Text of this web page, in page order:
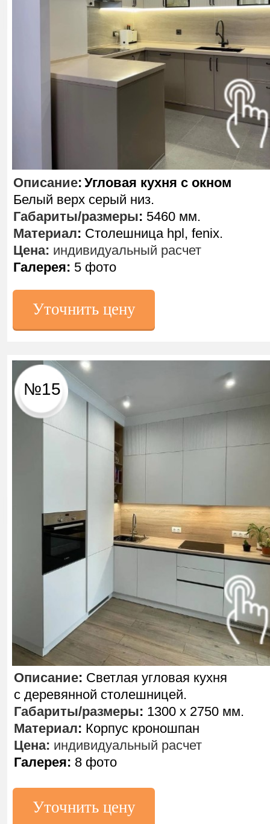
Уточнить цену
Угловая кухня с окном
Описание: Светлая угловая кухня
с деревянной столешницей.
Габариты/размеры: 1300 х 2750 мм.
Материал: Корпус кроношпан
Цена: индивидуальный расчет
Галерея: 8 фото
Описание:
Белый верх серый низ.
Габариты/размеры: 5460 мм.
Материал: Столешница hpl, fenix.
Цена: индивидуальный расчет
Галерея: 5 фото
№15
Уточнить цену